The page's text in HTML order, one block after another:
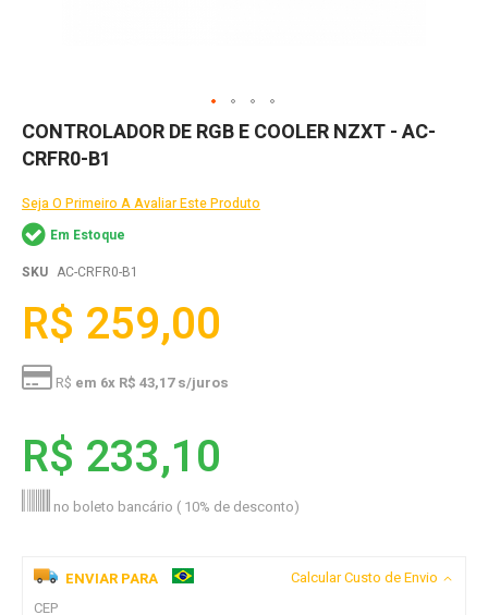
Skip
the
of
the
images
CONTROLADOR DE RGB E COOLER NZXT - AC-
CRFR0-B1
Seja O Primeiro A Avaliar Este Produto
Em Estoque
SKU AC-CRFR0-B1
R$ 259,00
R$ em 6x R$ 43,17 s/juros
R$ 233,10
no boleto bancário ( 10% de desconto)
ENVIAR PARA
Calcular Custo de Envio
CEP